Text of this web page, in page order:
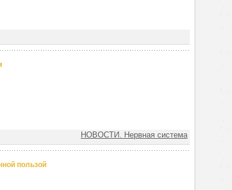
НОВОСТИ. Нервная система
пользой